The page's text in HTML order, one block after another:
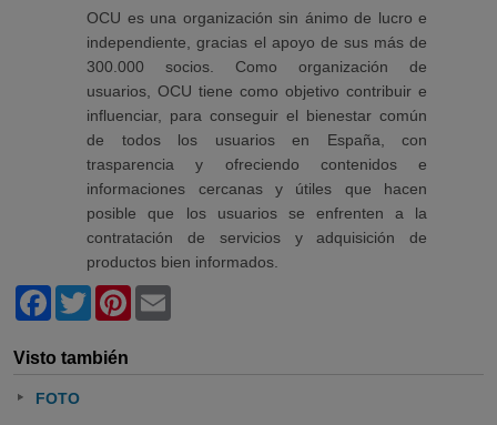
OCU es una organización sin ánimo de lucro e
independiente, gracias el apoyo de sus más de
300.000 socios. Como organización de
usuarios, OCU tiene como objetivo contribuir e
influenciar, para conseguir el bienestar común
de todos los usuarios en España, con
trasparencia y ofreciendo contenidos e
informaciones cercanas y útiles que hacen
posible que los usuarios se enfrenten a la
contratación de servicios y adquisición de
productos bien informados.
Facebook
TwitterPinterest
Visto también
FOTO